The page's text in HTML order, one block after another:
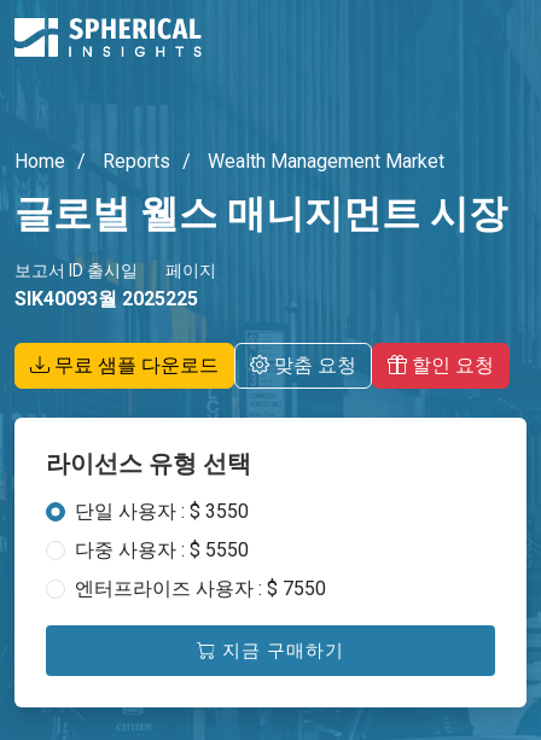
Home Reports Wealth Management Market
글로벌 웰스 매니지먼트 시장
보고서 ID
SIK4009
출시일
3월 2025
페이지
225
무료 샘플 다운로드 맞춤 요청 할인 요청
라이선스 유형 선택
단일 사용자 : $ 3550
다중 사용자 : $ 5550
엔터프라이즈 사용자 : $ 7550
지금 구매하기